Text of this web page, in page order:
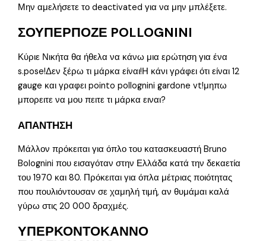
Μην αμελήσετε το deactivated για να μην μπλέξετε.
ΣΟΥΠΕΡΠΟΖΕ POLLOGNINI
Κύριε Νικήτα θα ήθελα να κάνω μια ερώτηση για ένα
s.pose!Δεν ξέρω τι μάρκα είναι!Η κάνι γράφει ότι είναι 12
gauge και γραφει pointo pollognini gardone vt!μηπω
μπορειτε να μου πειτε τι μάρκα ειναι?
ΑΠΑΝΤΗΣΗ
Μάλλον πρόκειται για όπλο του κατασκευαστή Bruno
Bolognini που εισαγόταν στην Ελλάδα κατά την δεκαετία
του 1970 και 80. Πρόκειται για όπλα μέτριας ποιότητας
που πουλιόντουσαν σε χαμηλή τιμή, αν θυμάμαι καλά
γύρω στις 20 000 δραχμές.
ΥΠΕΡΚΟΝΤΟΚΑΝΝΟ